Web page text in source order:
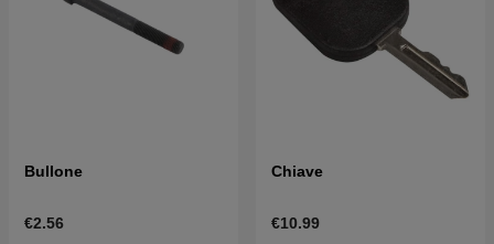
Bullone
€2.56
Chiave
€10.99